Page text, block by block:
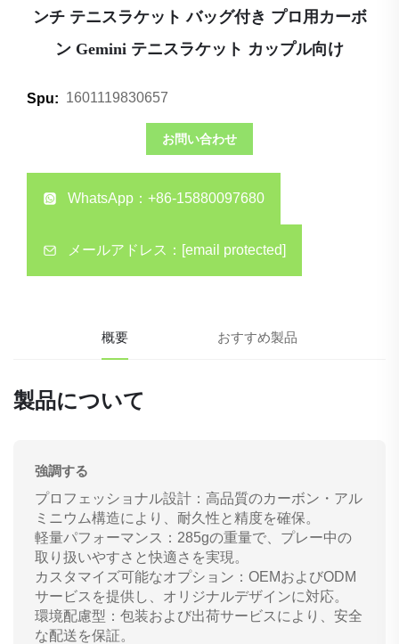
ンチ テニスラケット バッグ付き プロ用カーボ
ン Gemini テニスラケット カップル向け
Spu: 1601119830657
お問い合わせ
WhatsApp： +86-15880097680
メールアドレス： [email protected]
概要 おすすめ製品
製品について
強調する
プロフェッショナル設計：高品質のカーボン・アル
ミニウム構造により、耐久性と精度を確保。
軽量パフォーマンス：285gの重量で、プレー中の
取り扱いやすさと快適さを実現。
カスタマイズ可能なオプション：OEMおよびODM
サービスを提供し、オリジナルデザインに対応。
環境配慮型：包装および出荷サービスにより、安全
な配送を保証。